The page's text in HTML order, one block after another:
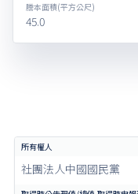
謄本面積(平方公尺)
45.0
社團法人中國國民黨